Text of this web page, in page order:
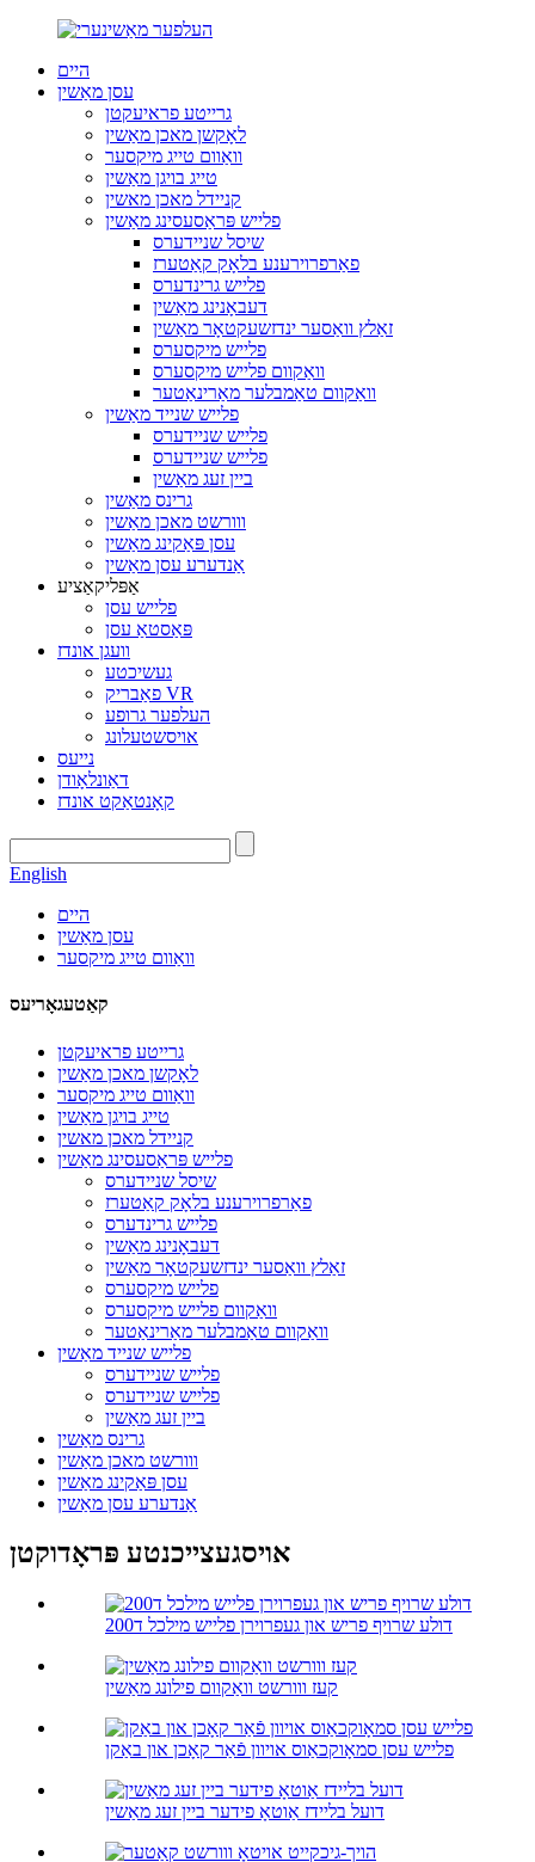
היים
עסן מאַשין
גרייטע פראיעקטן
לאָקשן מאכן מאַשין
וואַוום טייג מיקסער
טייג בויגן מאַשין
קניידל מאכן מאשין
פלייש פּראַסעסינג מאַשין
שיסל שניידערס
פאַרפרוירענע בלאָק קאַטערז
פלייש גרינדערס
דעבאָנינג מאַשין
זאַלץ וואַסער ינדזשעקטאָר מאַשין
פלייש מיקסערס
וואַקוום פלייש מיקסערס
וואַקוום טאַמבלער מאַרינאַטער
פלייש שנייד מאַשין
פלייש שניידערס
פלייש שניידערס
ביין זעג מאַשין
גרינס מאַשין
ווורשט מאכן מאַשין
עסן פּאַקינג מאַשין
אַנדערע עסן מאַשין
אַפּליקאַציע
פלייש עסן
פּאַסטאַ עסן
וועגן אונדז
געשיכטע
פאַבריק VR
העלפער גרופע
אויסשטעלונג
נייעס
דאַונלאָודן
קאָנטאַקט אונדז
English
היים
עסן מאַשין
וואַוום טייג מיקסער
קאַטעגאָריעס
גרייטע פראיעקטן
לאָקשן מאכן מאַשין
וואַוום טייג מיקסער
טייג בויגן מאַשין
קניידל מאכן מאשין
פלייש פּראַסעסינג מאַשין
שיסל שניידערס
פאַרפרוירענע בלאָק קאַטערז
פלייש גרינדערס
דעבאָנינג מאַשין
זאַלץ וואַסער ינדזשעקטאָר מאַשין
פלייש מיקסערס
וואַקוום פלייש מיקסערס
וואַקוום טאַמבלער מאַרינאַטער
פלייש שנייד מאַשין
פלייש שניידערס
פלייש שניידערס
ביין זעג מאַשין
גרינס מאַשין
ווורשט מאכן מאַשין
עסן פּאַקינג מאַשין
אַנדערע עסן מאַשין
אויסגעצייכנטע פּראָדוקטן
דולע שרויף פריש און געפרוירן פלייש מילכל ד200
קעז ווורשט וואַקוום פילונג מאַשין
פלייש עסן סמאָוקכאַוס אויוון פֿאַר קאָכן און באַקן
דועל בליידז אַוטאָ פידער ביין זעג מאַשין